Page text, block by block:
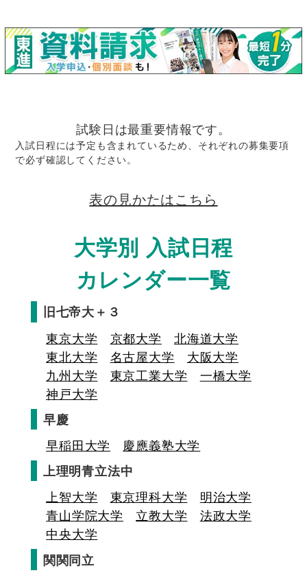
試験日は最重要情報です。
入試日程には予定も含まれているため、それぞれの募集要項
で必ず確認してください。
表の見かたはこちら
大学別 入試日程
カレンダー一覧
旧七帝大＋３
東京大学
京都大学
北海道大学
東北大学
名古屋大学
大阪大学
九州大学
東京工業大学
一橋大学
神戸大学
早慶
早稲田大学
慶應義塾大学
上理明青立法中
上智大学
東京理科大学
明治大学
青山学院大学
立教大学
法政大学
中央大学
関関同立